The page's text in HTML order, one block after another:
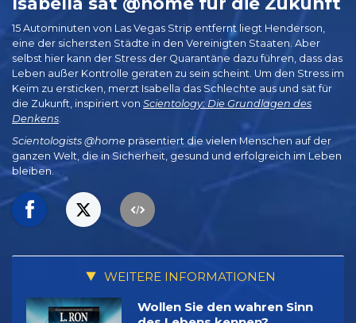
15 Autominuten von Las Vegas Strip entfernt liegt Henderson,
eine der sichersten Städte in den Vereinigten Staaten. Aber
selbst hier kann der Stress der Quarantäne dazu führen, dass das
Leben außer Kontrolle geraten zu sein scheint. Um den Stress im
Keim zu ersticken, merzt Isabella das Schlechte aus und sät für
die Zukunft, inspiriert von Scientology: Die Grundlagen des
Denkens
Scientologists @home präsentiert die vielen Menschen auf der
ganzen Welt, die in Sicherheit, gesund und erfolgreich im Leben
bleiben.
WEITERE INFORMATIONEN
Wollen Sie den wahren Sinn